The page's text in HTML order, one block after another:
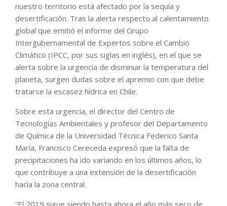
nuestro territorio está afectado por la sequía y
desertificación. Tras la alerta respecto al calentamiento
global que emitió el informe del Grupo
Intergubernamental de Expertos sobre el Cambio
Climático (IPCC, por sus siglas en inglés), en el que se
alerta sobre la urgencia de disminuir la temperatura del
planeta, surgen dudas sobre el apremio con que debe
tratarse la escasez hídrica en Chile.
Sobre esta urgencia, el director del Centro de
Tecnologías Ambientales y profesor del Departamento
de Química de la Universidad Técnica Federico Santa
María, Francisco Cereceda expresó que la falta de
precipitaciones ha ido variando en los últimos años, lo
que contribuye a una extensión de la desertificación
hacía la zona central.
“El 2019 sigue siendo hasta ahora el año más seco de